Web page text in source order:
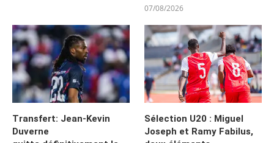
07/08/2026
Transfert: Jean-Kevin
Duverne
Sélection U20 : Miguel
Joseph et Ramy Fabilus,